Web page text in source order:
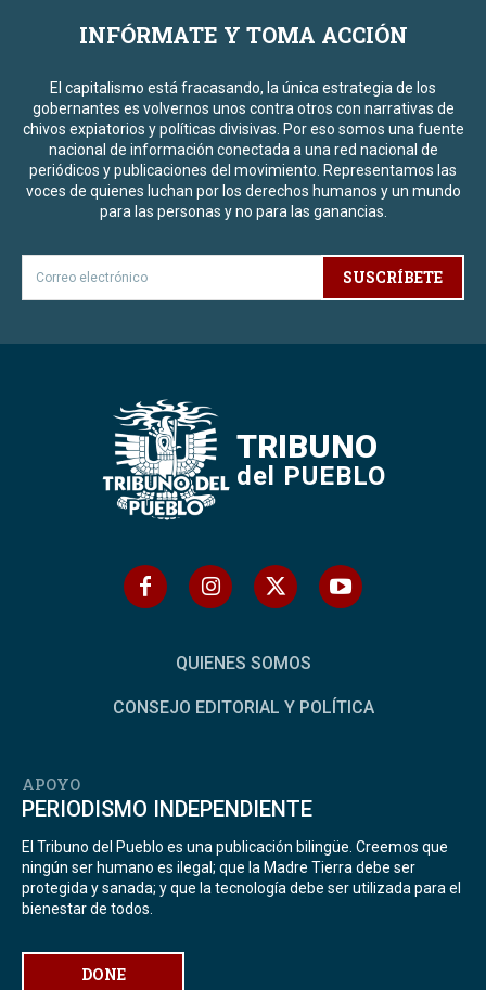
INFÓRMATE Y TOMA ACCIÓN
El capitalismo está fracasando, la única estrategia de los
gobernantes es volvernos unos contra otros con narrativas de
chivos expiatorios y políticas divisivas. Por eso somos una fuente
nacional de información conectada a una red nacional de
periódicos y publicaciones del movimiento. Representamos las
voces de quienes luchan por los derechos humanos y un mundo
para las personas y no para las ganancias.
SUSCRÍBETE
TRIBUNO
del PUEBLO
QUIENES SOMOS
CONSEJO EDITORIAL Y POLÍTICA
APOYO
PERIODISMO INDEPENDIENTE
El Tribuno del Pueblo es una publicación bilingüe. Creemos que
ningún ser humano es ilegal; que la Madre Tierra debe ser
protegida y sanada; y que la tecnología debe ser utilizada para el
bienestar de todos.
DONE